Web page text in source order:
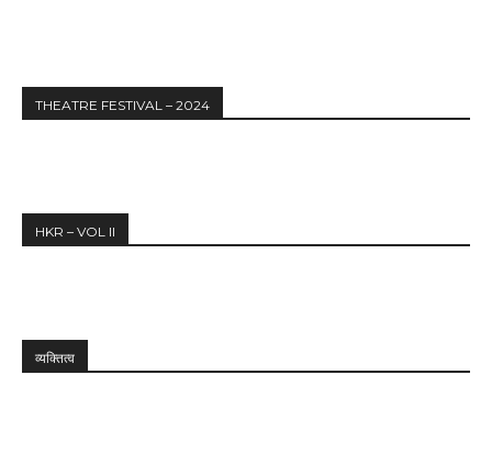
THEATRE FESTIVAL – 2024
HKR – VOL II
व्यक्तित्व